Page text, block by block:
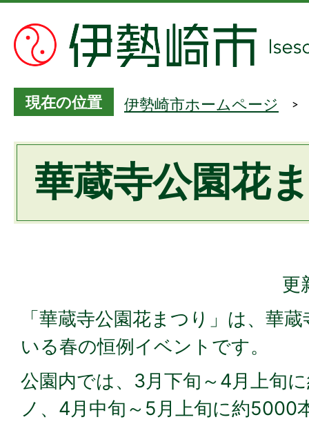
現在の位置 伊勢崎市ホームページ
華蔵寺公園花
更
「華蔵寺公園花まつり」は、華
いる春の恒例イベントです。
公園内では、3月下旬～4月上旬
ノ、4月中旬～5月上旬に約5000